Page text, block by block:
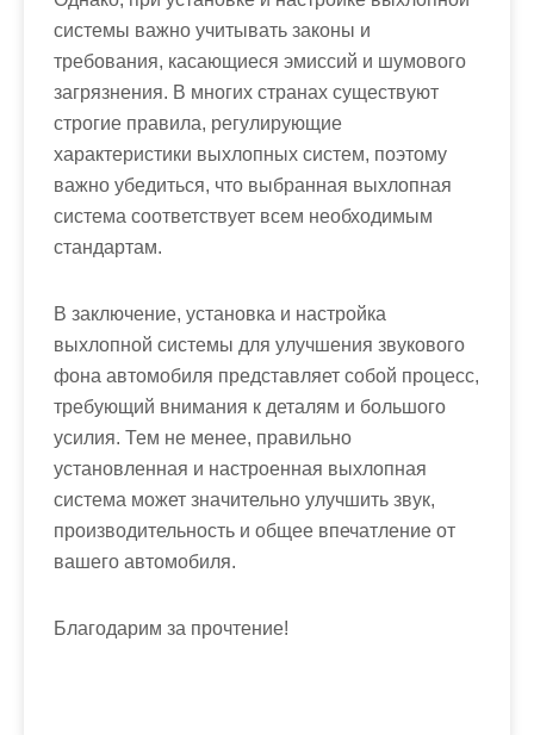
системы важно учитывать законы и
требования, касающиеся эмиссий и шумового
загрязнения. В многих странах существуют
строгие правила, регулирующие
характеристики выхлопных систем, поэтому
важно убедиться, что выбранная выхлопная
система соответствует всем необходимым
стандартам.
В заключение, установка и настройка
выхлопной системы для улучшения звукового
фона автомобиля представляет собой процесс,
требующий внимания к деталям и большого
усилия. Тем не менее, правильно
установленная и настроенная выхлопная
система может значительно улучшить звук,
производительность и общее впечатление от
вашего автомобиля.
Благодарим за прочтение!